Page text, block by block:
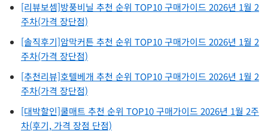
[리뷰보셈]방풍비닐 추천 순위 TOP10 구매가이드 2026년 1월 2
주차(가격 장단점)
[솔직후기]암막커튼 추천 순위 TOP10 구매가이드 2026년 1월 2
주차(가격 장단점)
[추천리뷰]호텔베개 추천 순위 TOP10 구매가이드 2026년 1월 2
주차(가격 장단점)
[대박할인]쿨매트 추천 순위 TOP10 구매가이드 2026년 1월 2주
차(후기, 가격 장점 단점)